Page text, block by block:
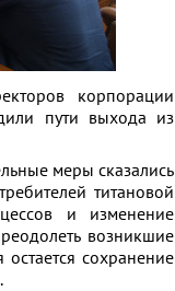
корпорации
пути выхода из
меры сказались
титановой
и изменение
возникшие
сохранение